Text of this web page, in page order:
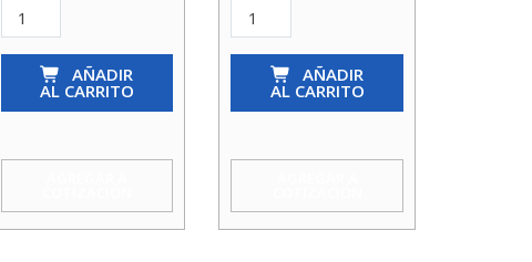
Codo
So-
Agua
AÑADIR
AL CARRITO
Codo
So-
Agua
cantidad
AÑADIR
AL CARRITO